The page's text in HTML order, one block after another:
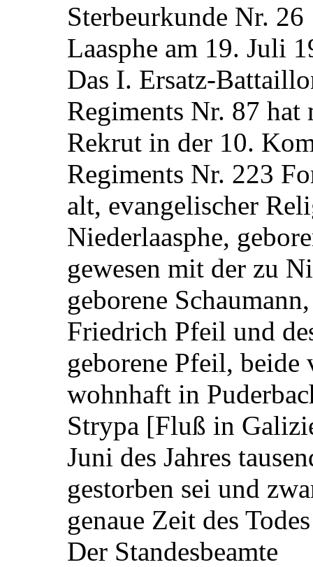
Sterbeurkunde Nr. 26
Laasphe am 19. Juli
Das I. Ersatz-
Regiments Nr. 87
Rekrut in der 10.
Regiments Nr. 223
alt, evangelischer
Niederlaasphe,
gewesen mit der zu
geborene
Friedrich Pfeil und
geborene Pfeil, beide
wohnhaft in
Strypa [Fluß in
Juni des Jahres
gestorben sei und
genaue Zeit des
Der Standesbeamte